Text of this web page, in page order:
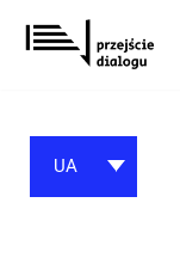
Перейти
до
UA